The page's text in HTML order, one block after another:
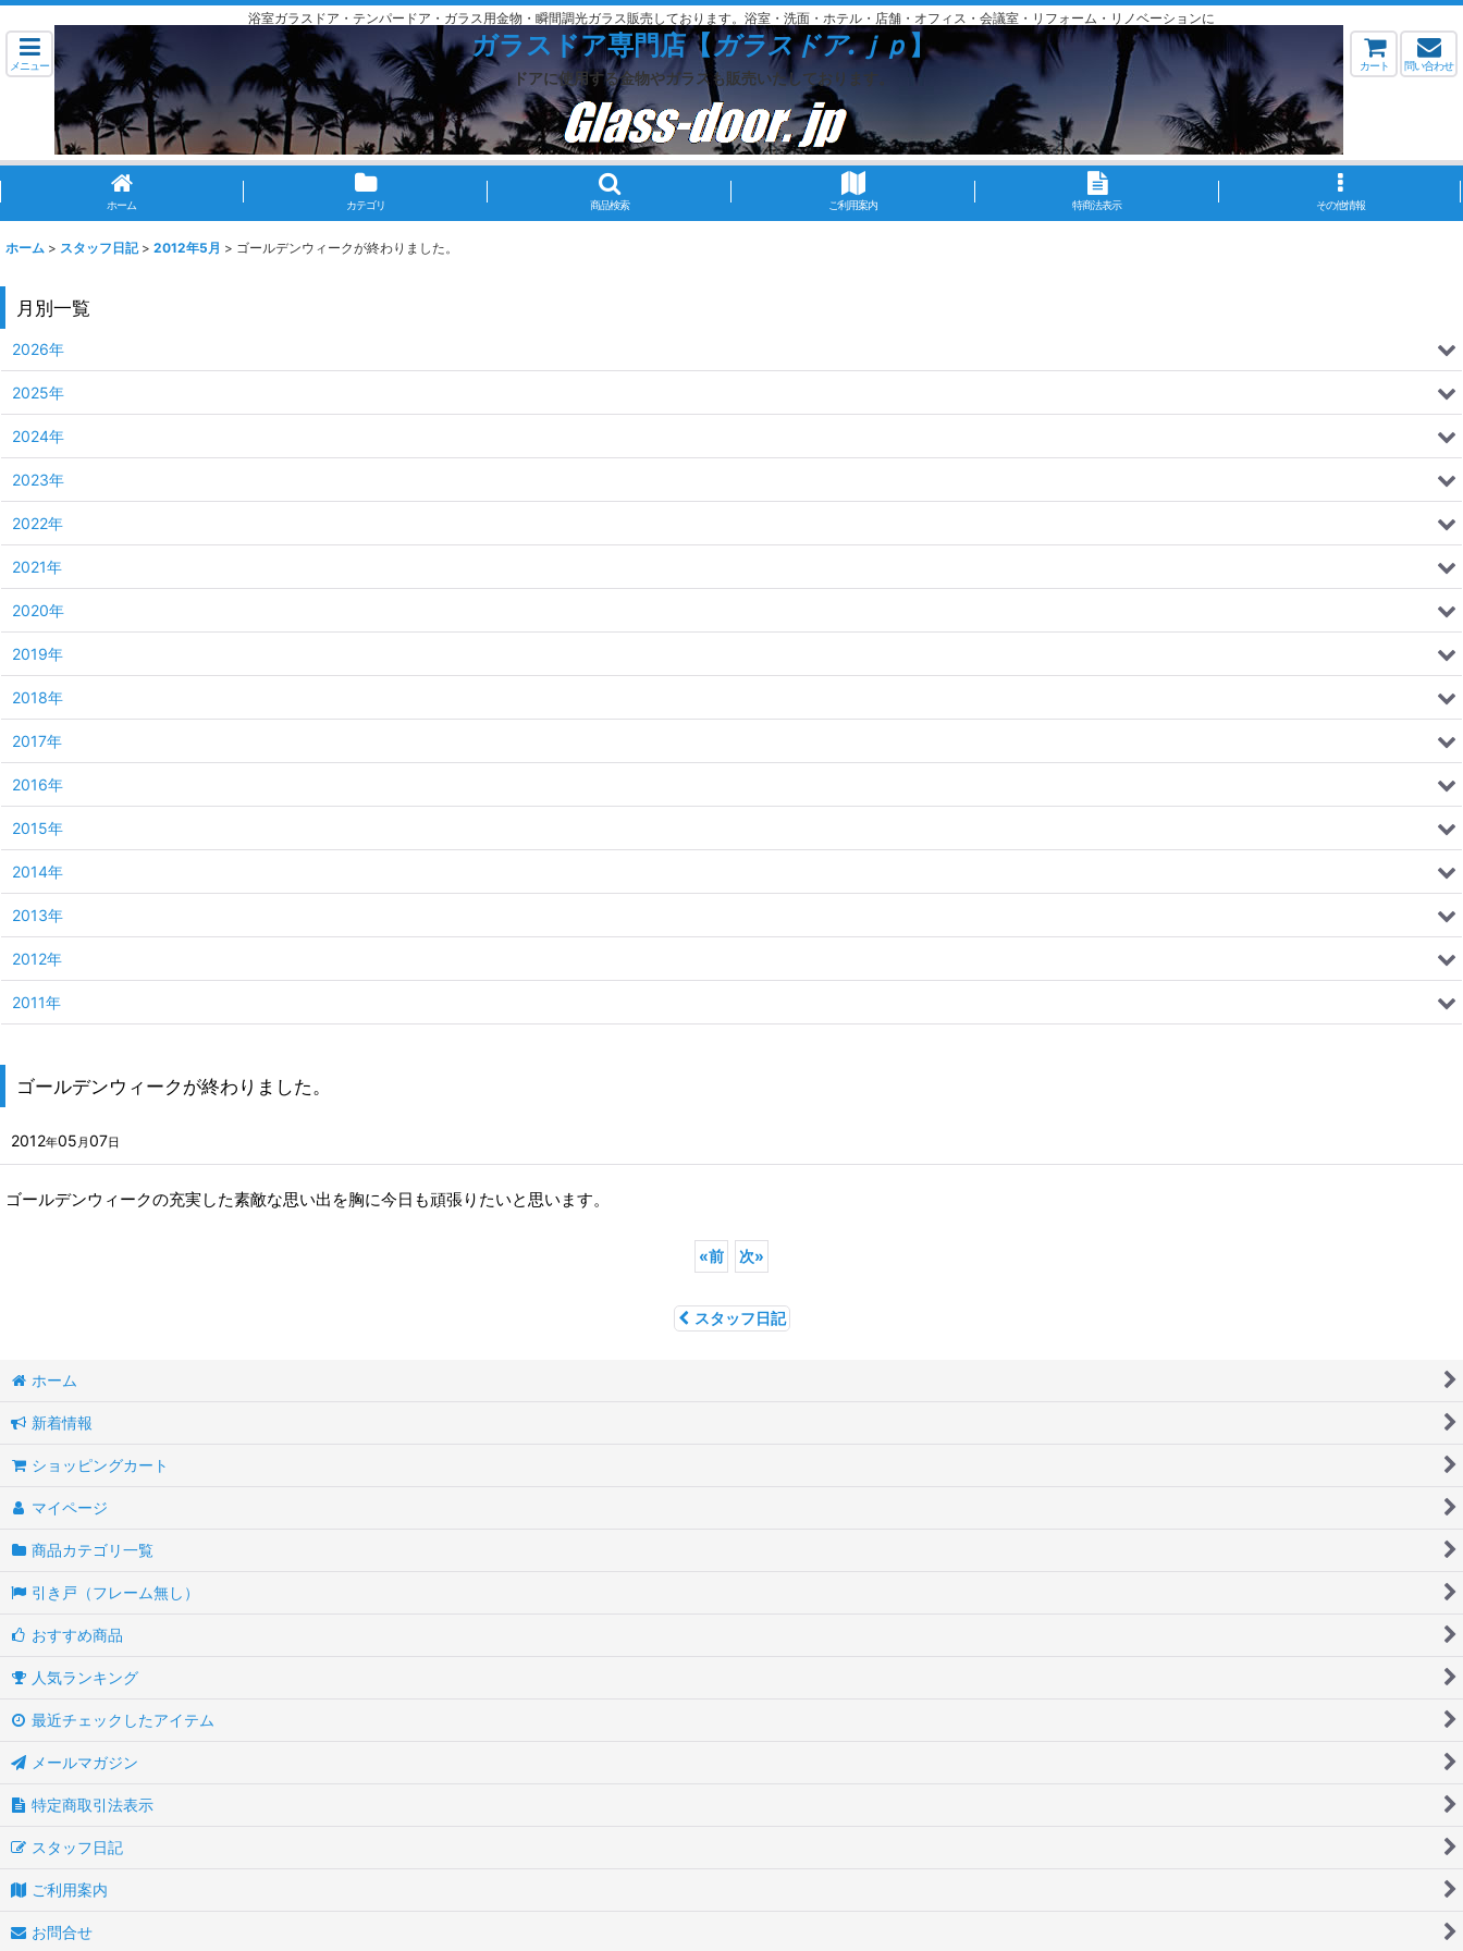
浴室ガラスドア・テンパードア・ガラス用金物・瞬間調光ガラス販売しております。浴室・洗面・ホテル・店舗・オフィス・会議室・リフォーム・リノベーションに
メニュー
ガラスドア専門店【ガラスドア.ｊｐ】
ドアに使用する金物やガラスも販売いたしております。
カート 問い合わせ
ホーム カテゴリ 商品検索 ご利用案内 特商法表示 その他情報
ホーム > スタッフ日記 > 2012年5月 > ゴールデンウィークが終わりました。
ゴールデンウィークが終わりました。
2012年05 月07日
ゴールデンウィークの充実した素敵な思い出を胸に今日も頑張りたいと思います。
«前 次»
スタッフ日記
月別一覧
2026年
2025年
2024年
2023年
2022年
2021年
2020年
2019年
2018年
2017年
2016年
2015年
2014年
2013年
2012年
2011年
ホーム
新着情報
ショッピングカート
マイページ
商品カテゴリ一覧
引き戸（フレーム無し）
おすすめ商品
人気ランキング
最近チェックしたアイテム
メールマガジン
特定商取引法表示
スタッフ日記
ご利用案内
お問合せ